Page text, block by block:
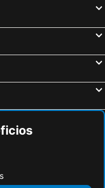
Horizonte Ii